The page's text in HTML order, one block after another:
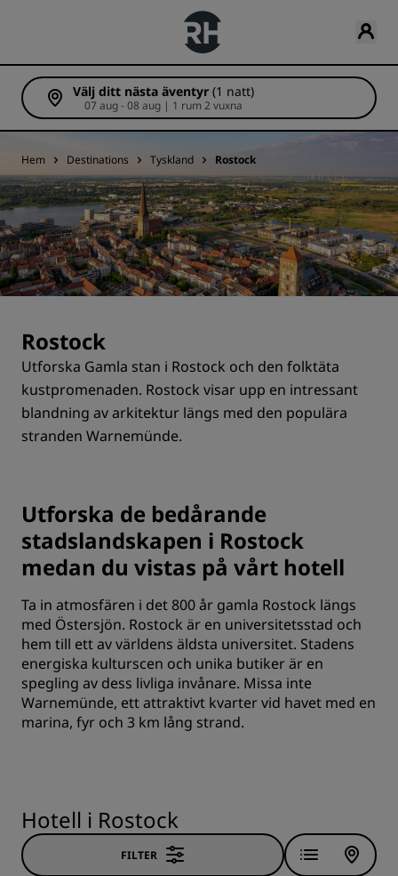
Välj ditt nästa äventyr (1 natt)
07 aug - 08 aug | 1 rum 2 vuxna
Hem Destinations Tyskland Rostock
Rostock
Utforska Gamla stan i Rostock och den folktäta
kustpromenaden. Rostock visar upp en intressant
blandning av arkitektur längs med den populära
stranden Warnemünde.
Utforska de bedårande
stadslandskapen i Rostock
medan du vistas på vårt hotell
Ta in atmosfären i det 800 år gamla Rostock längs
med Östersjön. Rostock är en universitetsstad och
hem till ett av världens äldsta universitet. Stadens
energiska kulturscen och unika butiker är en
spegling av dess livliga invånare. Missa inte
Warnemünde, ett attraktivt kvarter vid havet med en
marina, fyr och 3 km lång strand.
Hotell i Rostock
FILTER